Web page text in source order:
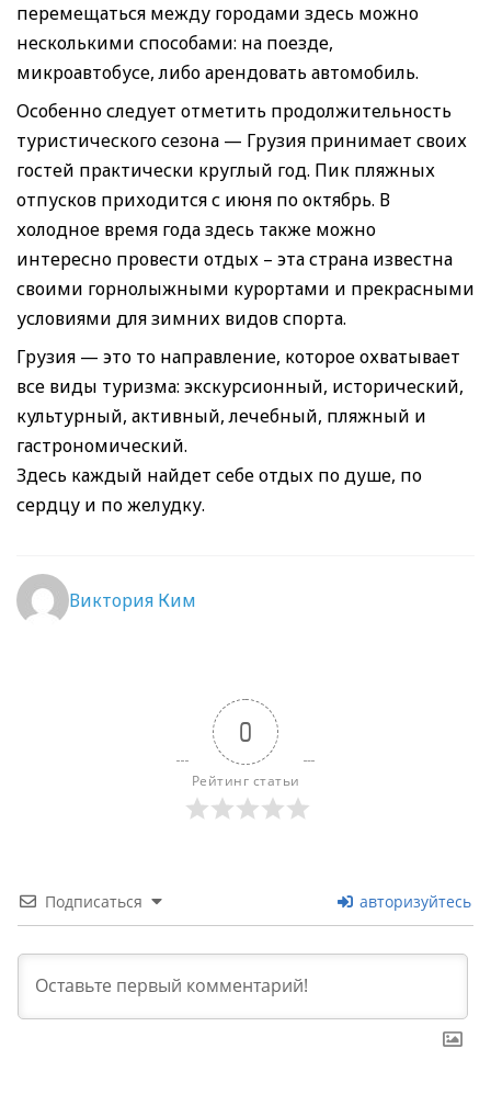
перемещаться между городами здесь можно
несколькими способами: на поезде,
микроавтобусе, либо арендовать автомобиль.
Особенно следует отметить продолжительность
туристического сезона — Грузия принимает своих
гостей практически круглый год. Пик пляжных
отпусков приходится с июня по октябрь. В
холодное время года здесь также можно
интересно провести отдых – эта страна известна
своими горнолыжными курортами и прекрасными
условиями для зимних видов спорта.
Грузия — это то направление, которое охватывает
все виды туризма: экскурсионный, исторический,
культурный, активный, лечебный, пляжный и
гастрономический.
Здесь каждый найдет себе отдых по душе, по
сердцу и по желудку.
Виктория Ким
0
Рейтинг статьи
Подписаться авторизуйтесь